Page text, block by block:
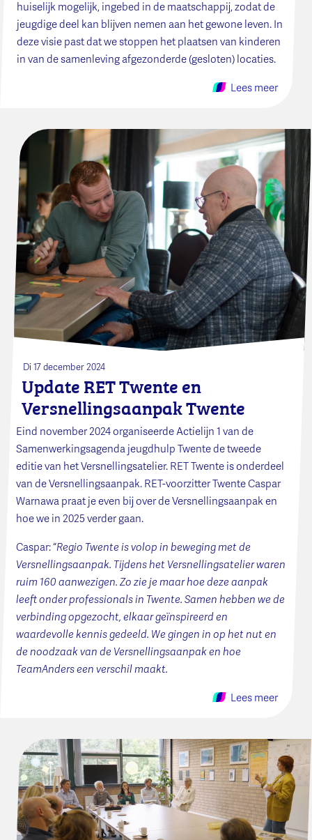
huiselijk mogelijk, ingebed in de maatschappij, zodat de
jeugdige deel kan blijven nemen aan het gewone leven. In
deze visie past dat we stoppen het plaatsen van kinderen
in van de samenleving afgezonderde (gesloten) locaties.
Lees meer
Di 17 december 2024
Update RET Twente en
Versnellingsaanpak Twente
Eind november 2024 organiseerde Actielijn 1 van de
Samenwerkingsagenda jeugdhulp Twente de tweede
editie van het Versnellingsatelier. RET Twente is onderdeel
van de Versnellingsaanpak. RET-voorzitter Twente Caspar
Warnawa praat je even bij over de Versnellingsaanpak en
hoe we in 2025 verder gaan.
Caspar: “Regio Twente is volop in beweging met de
Versnellingsaanpak. Tijdens het Versnellingsatelier waren
ruim 160 aanwezigen. Zo zie je maar hoe deze aanpak
leeft onder professionals in Twente. Samen hebben we de
verbinding opgezocht, elkaar geïnspireerd en
waardevolle kennis gedeeld. We gingen in op het nut en
de noodzaak van de Versnellingsaanpak en hoe
TeamAnders een verschil maakt.
Lees meer